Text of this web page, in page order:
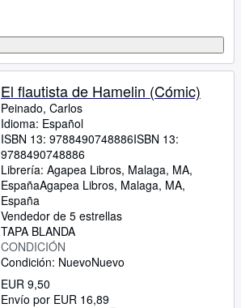
El flautista de Hamelin (Cómic)
Peinado, Carlos
Idioma: Español
ISBN 13: 9788490748886ISBN 13:
9788490748886
Librería: Agapea Libros, Malaga, MA,
EspañaAgapea Libros, Malaga, MA,
España
Vendedor de 5 estrellas
TAPA BLANDA
CONDICIÓN
Condición: NuevoNuevo
EUR 9,50
Envío por EUR 16,89